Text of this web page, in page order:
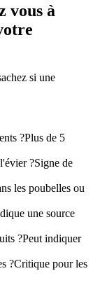
vous à
si une
?Plus de 5
?Signe de
les poubelles ou
une source
?Peut indiquer
?Critique pour les